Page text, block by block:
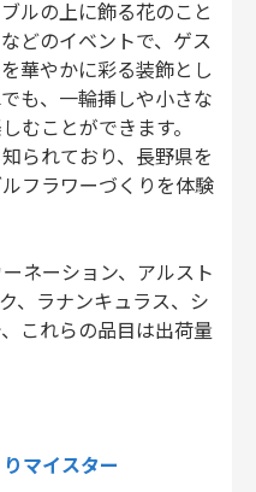
ルの上に飾る花のこと
どのイベントで、ゲス
華やかに彩る装飾とし
も、一輪挿しや小さな
むことができます。
られており、長野県を
フラワーづくりを体験
ネーション、アルスト
、ラナンキュラス、シ
これらの品目は出荷量
マイスター